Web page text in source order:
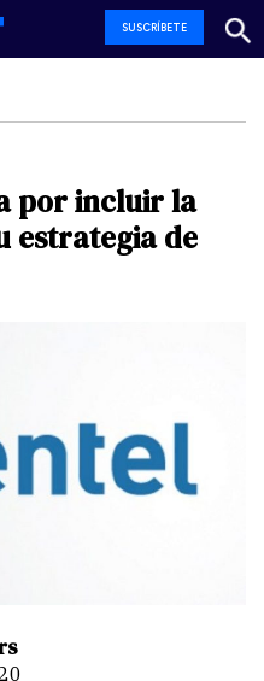
SUSCRÍBETE
porincluirla
estrategia de